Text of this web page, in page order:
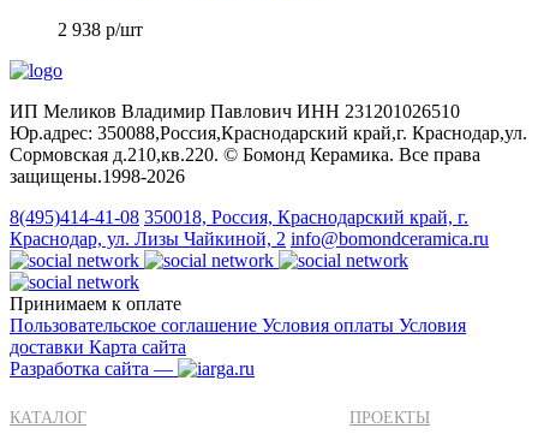
2 938 р/шт
ИП Меликов Владимир Павлович ИНН 231201026510
Юр.адрес: 350088,Россия,Краснодарский край,г. Краснодар,ул.
Сормовская д.210,кв.220. © Бомонд Керамика. Все права
защищены.1998‑2026
8(495)414-41-08 350018, Россия, Краснодарский край, г.
Краснодар, ул. Лизы Чайкиной, 2 info@bomondceramica.ru
Принимаем к оплате
Пользовательское соглашение Условия оплаты Условия
доставки Карта сайта
Разработка сайта —
КАТАЛОГ
ПРОЕКТЫ